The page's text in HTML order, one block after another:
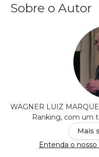
Sobre o Autor
WAGNER LUIZ
Ranking, com um
Mais
Entenda o